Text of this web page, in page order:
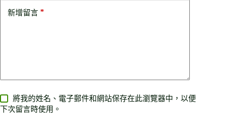
新增留言 *
將我的姓名、電子郵件和網站保存在此瀏覽器中，以便
下次留言時使用。